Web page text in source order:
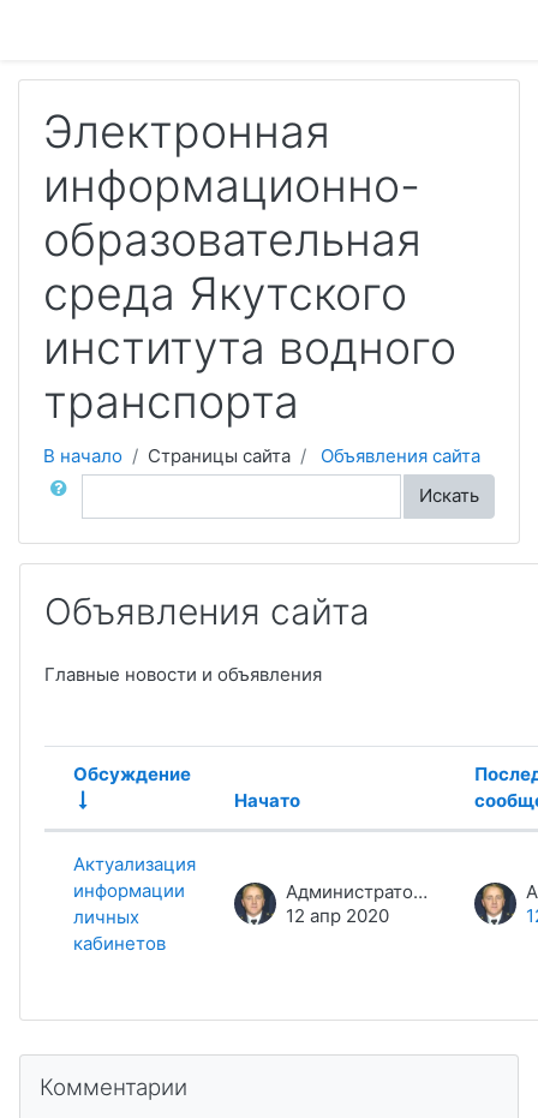
Электронная
информационно-
образовательная
среда Якутского
института водного
транспорта
В начало Страницы сайта
Объявления сайта
Поиск по форумам
Искать
Объявления сайта
Главные новости и объявления
Список обсуждений. Показано 1
Статус
Обсуждение
Начато
Актуализация
информации
личных
кабинетов
Администратор сайта
12 апр 2020
Комментарии